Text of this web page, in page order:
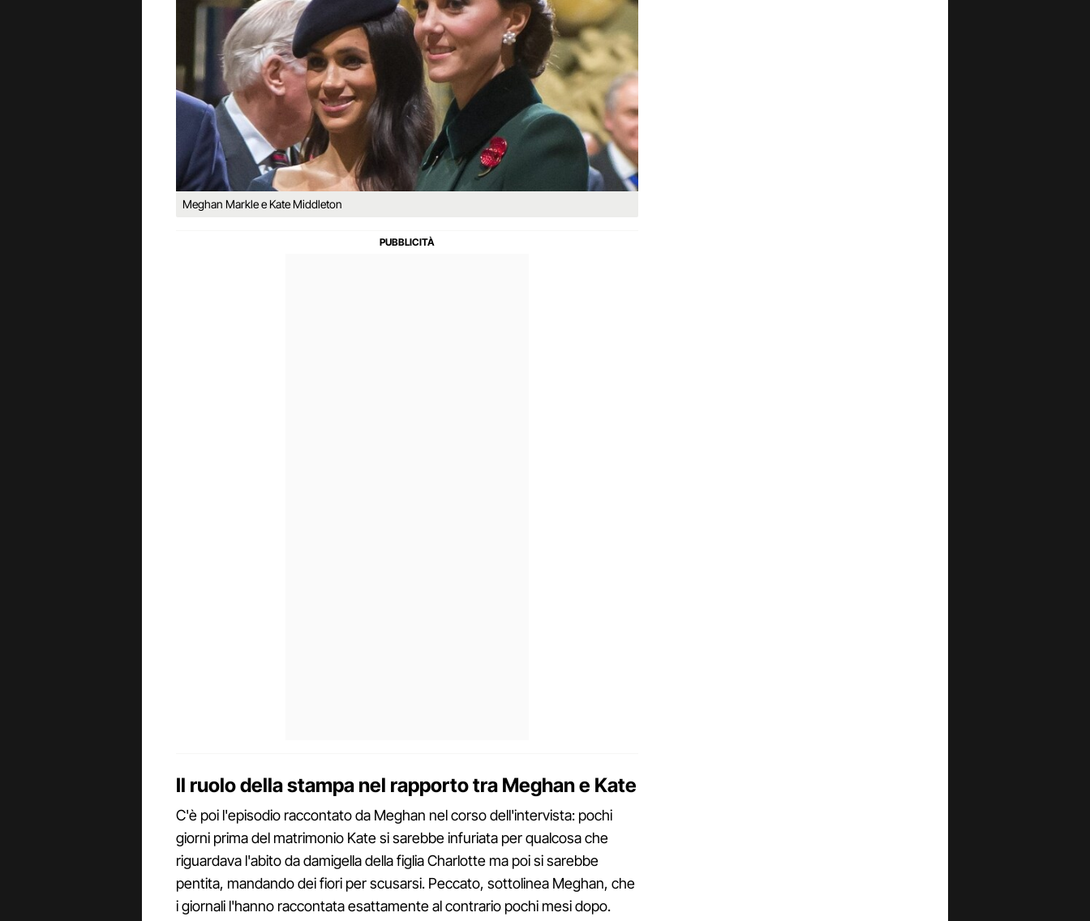
Meghan Markle e Kate Middleton
Il ruolo della stampa nel rapporto tra Meghan e Kate
C'è poi l'episodio raccontato da Meghan nel corso dell'intervista: pochi
giorni prima del matrimonio Kate si sarebbe infuriata per qualcosa che
riguardava l'abito da damigella della figlia Charlotte ma poi si sarebbe
pentita, mandando dei fiori per scusarsi. Peccato, sottolinea Meghan, che
i giornali l'hanno raccontata esattamente al contrario pochi mesi dopo.